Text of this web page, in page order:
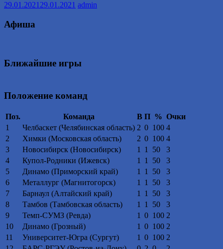
29.01.202129.01.2021 admin
Афиша
Ближайшие игры
Положение команд
Поз. Команда В П % Очки
1
Челбаскет (Челябинская область) 2 0 100 4
2
Химки (Московская область) 2 0 100 4
3
Новосибирск (Новосибирск) 1 1 50
3
4
Купол-Родники (Ижевск) 1 1 50
3
5
Динамо (Приморский край) 1 1 50
3
6
Металлург (Магнитогорск) 1 1 50
3
7
Барнаул (Алтайский край) 1 1 50
3
8
Тамбов (Тамбовская область) 1 1 50
3
9
Темп-СУМЗ (Ревда) 1 0 100 2
10
Динамо (Грозный) 1 0 100 2
11
Университет-Югра (Сургут) 1 0 100 2